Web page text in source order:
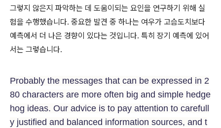
그렇지 않은지 파악하는 데 도움이되는 요인을 연구하기 위해 실
험을 수행했습니다. 중요한 발견 중 하나는 여우가 고슴도치보다
예측에서 더 나은 경향이 있다는 것입니다. 특히 장기 예측에 있어
서는 그렇습니다.
Probably the messages that can be expressed in 2
80 characters are more often big and simple hedge
hog ideas. Our advice is to pay attention to carefull
y justified and balanced information sources, and t